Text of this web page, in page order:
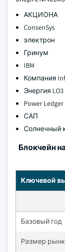
АКЦИОНА
ConsenSys
электрон
Гринум
IBM
Компания
Энергия LO3
Power Ledger
САП
Солнечный
Блокчейн
Ключевой
Базовый год
Размер